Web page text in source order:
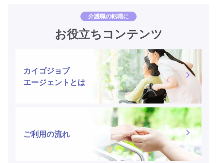
介護職の転職に
お役立ちコンテンツ
カイゴジョブ
エージェントとは
ご利用の流れ